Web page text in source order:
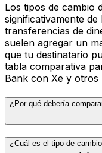
Los tipos de cambio
significativamente
transferencias de
suelen agregar un
que tu destinatario
tabla comparativa
Bank con Xe y otros
¿Por qué debería
¿Cuál es el tipo de